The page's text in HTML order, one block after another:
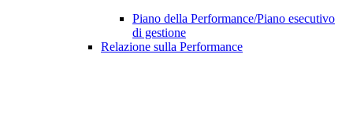
Piano della Performance/Piano esecutivo
di gestione
Relazione sulla Performance